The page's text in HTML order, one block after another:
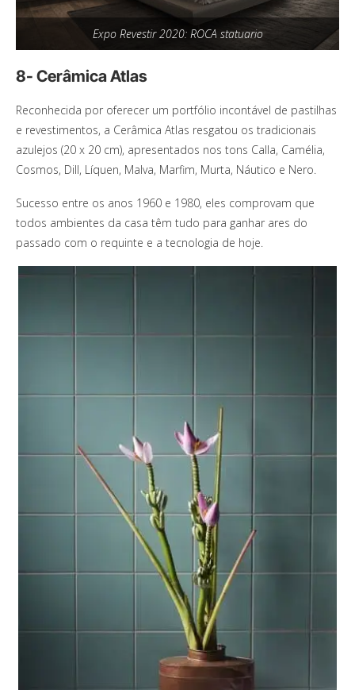
Expo Revestir 2020: ROCA statuario
8- Cerâmica Atlas
Reconhecida por oferecer um portfólio incontável de pastilhas
e revestimentos, a Cerâmica Atlas resgatou os tradicionais
azulejos (20 x 20 cm), apresentados nos tons Calla, Camélia,
Cosmos, Dill, Líquen, Malva, Marfim, Murta, Náutico e Nero.
Sucesso entre os anos 1960 e 1980, eles comprovam que
todos ambientes da casa têm tudo para ganhar ares do
passado com o requinte e a tecnologia de hoje.